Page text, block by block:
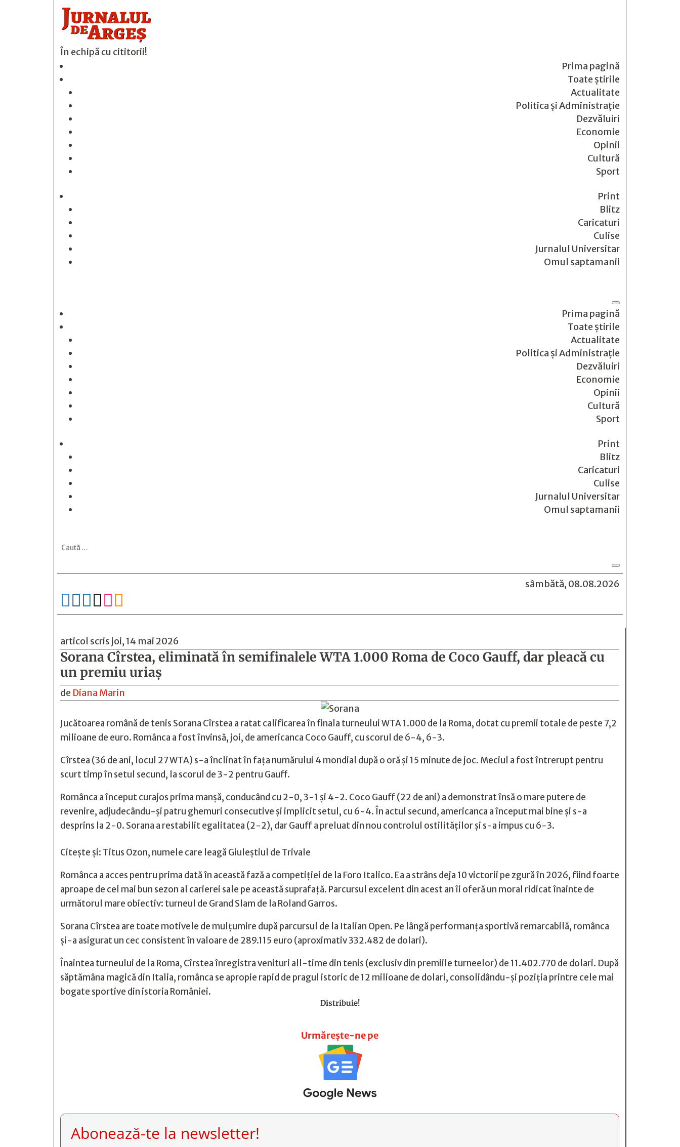
În echipă cu cititorii!
Prima pagină
Toate știrile
Actualitate
Politica și Administrație
Dezvăluiri
Economie
Opinii
Cultură
Sport
Print
Blitz
Caricaturi
Culise
Jurnalul Universitar
Omul saptamanii
Prima pagină
Toate știrile
Actualitate
Politica și Administrație
Dezvăluiri
Economie
Opinii
Cultură
Sport
Print
Blitz
Caricaturi
Culise
Jurnalul Universitar
Omul saptamanii
sâmbătă, 08.08.2026

articol scris joi, 14 mai 2026
Sorana Cîrstea, eliminată în semifinalele WTA 1.000 Roma de Coco Gauff, dar pleacă cu
un premiu uriaș
de Diana Marin
Jucătoarea română de tenis Sorana Cîrstea a ratat calificarea în finala turneului WTA 1.000 de la Roma, dotat cu premii totale de peste 7,2
milioane de euro. Românca a fost învinsă, joi, de americanca Coco Gauff, cu scorul de 6-4, 6-3.
Cîrstea (36 de ani, locul 27 WTA) s-a înclinat în faţa numărului 4 mondial după o oră şi 15 minute de joc. Meciul a fost întrerupt pentru
scurt timp în setul secund, la scorul de 3-2 pentru Gauff.
Românca a început curajos prima manșă, conducând cu 2-0, 3-1 şi 4-2. Coco Gauff (22 de ani) a demonstrat însă o mare putere de
revenire, adjudecându-și patru ghemuri consecutive și implicit setul, cu 6-4. În actul secund, americanca a început mai bine și s-a
desprins la 2-0. Sorana a restabilit egalitatea (2-2), dar Gauff a preluat din nou controlul ostilităților și s-a impus cu 6-3.
Citește și: Titus Ozon, numele care leagă Giuleștiul de Trivale
Românca a acces pentru prima dată în această fază a competiției de la Foro Italico. Ea a strâns deja 10 victorii pe zgură în 2026, fiind foarte
aproape de cel mai bun sezon al carierei sale pe această suprafață. Parcursul excelent din acest an îi oferă un moral ridicat înainte de
următorul mare obiectiv: turneul de Grand Slam de la Roland Garros.
Sorana Cîrstea are toate motivele de mulțumire după parcursul de la Italian Open. Pe lângă performanța sportivă remarcabilă, românca
și-a asigurat un cec consistent în valoare de 289.115 euro (aproximativ 332.482 de dolari).
Înaintea turneului de la Roma, Cîrstea înregistra venituri all-time din tenis (exclusiv din premiile turneelor) de 11.402.770 de dolari. După
săptămâna magică din Italia, românca se apropie rapid de pragul istoric de 12 milioane de dolari, consolidându-și poziția printre cele mai
bogate sportive din istoria României.
Distribuie!
Urmărește-ne pe
Abonează-te la newsletter!